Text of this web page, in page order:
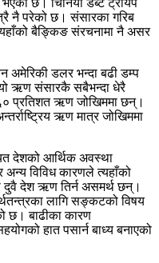
नै परेको छ। संसारका गरिब
बैङ्किङ संरचनामा नै असर
डलर भन्दा बढी डम्प
यो ऋण संसारकै सबैभन्दा धेरै
प्रतिशत ऋण जोखिममा छन्।
ऋण मात्र जोखिममा
देशको आर्थिक अवस्था
विविध कारणले त्यहाँको
दुवै देश ऋण तिर्न असमर्थ छन्।
लागि सङ्कटको विषय
छ। बाढीका कारण
हात पसार्न बाध्य बनाएको